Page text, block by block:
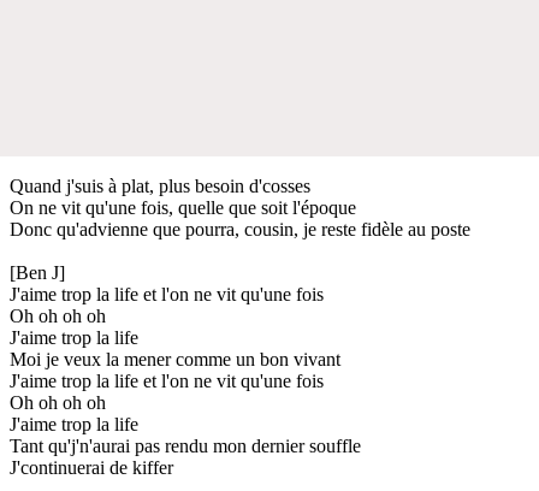
Quand j'suis à plat, plus besoin d'cosses
On ne vit qu'une fois, quelle que soit l'époque
Donc qu'advienne que pourra, cousin, je reste fidèle au poste
[Ben J]
J'aime trop la life et l'on ne vit qu'une fois
Oh oh oh oh
J'aime trop la life
Moi je veux la mener comme un bon vivant
J'aime trop la life et l'on ne vit qu'une fois
Oh oh oh oh
J'aime trop la life
Tant qu'j'n'aurai pas rendu mon dernier souffle
J'continuerai de kiffer